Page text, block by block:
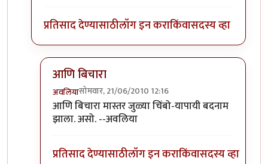
प्रतिसाद देण्यासाठीलॉग इन कराकिंवासदस्य व्हा
आणि बिचारा
अवलियासोमवार, 21/06/2010 12:16
In reply to>>मिपावरbyअवलिया
आणि बिचारा मास्तर जुळ्या चिंबो-यापायी बदनाम
झाला. असो. --अवलिया
प्रतिसाद देण्यासाठीलॉग इन कराकिंवासदस्य व्हा